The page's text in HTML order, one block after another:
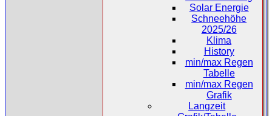
Solar Energie
Schneehöhe
2025/26
Klima
History
min/max Regen
Tabelle
min/max Regen
Grafik
Langzeit